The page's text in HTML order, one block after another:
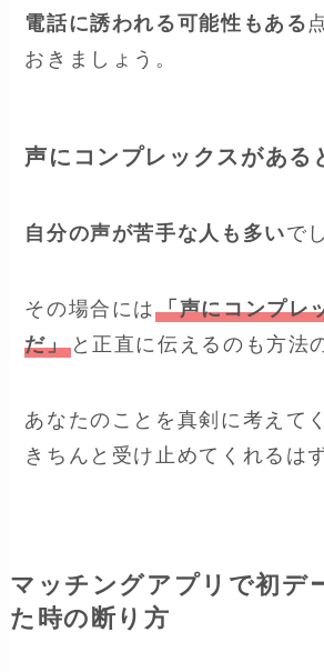
電話に誘われる可能性もある
おきましょう。
声にコンプレックスがある
自分の声が苦手な人も多いで
その場合には「声にコンプレ
だ」と正直に伝えるのも方法
あなたのことを真剣に考えて
きちんと受け止めてくれるは
マッチングアプリで初デ
た時の断り方